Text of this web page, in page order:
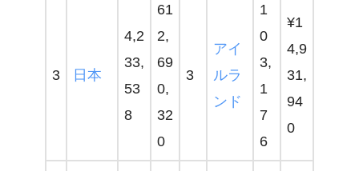
3 日本
4,2
33,
53
8
61
2,
69
0,
32
0
3
アイ
ルラ
ンド
1
0
3,
1
7
6
¥1
4,9
31,
94
0